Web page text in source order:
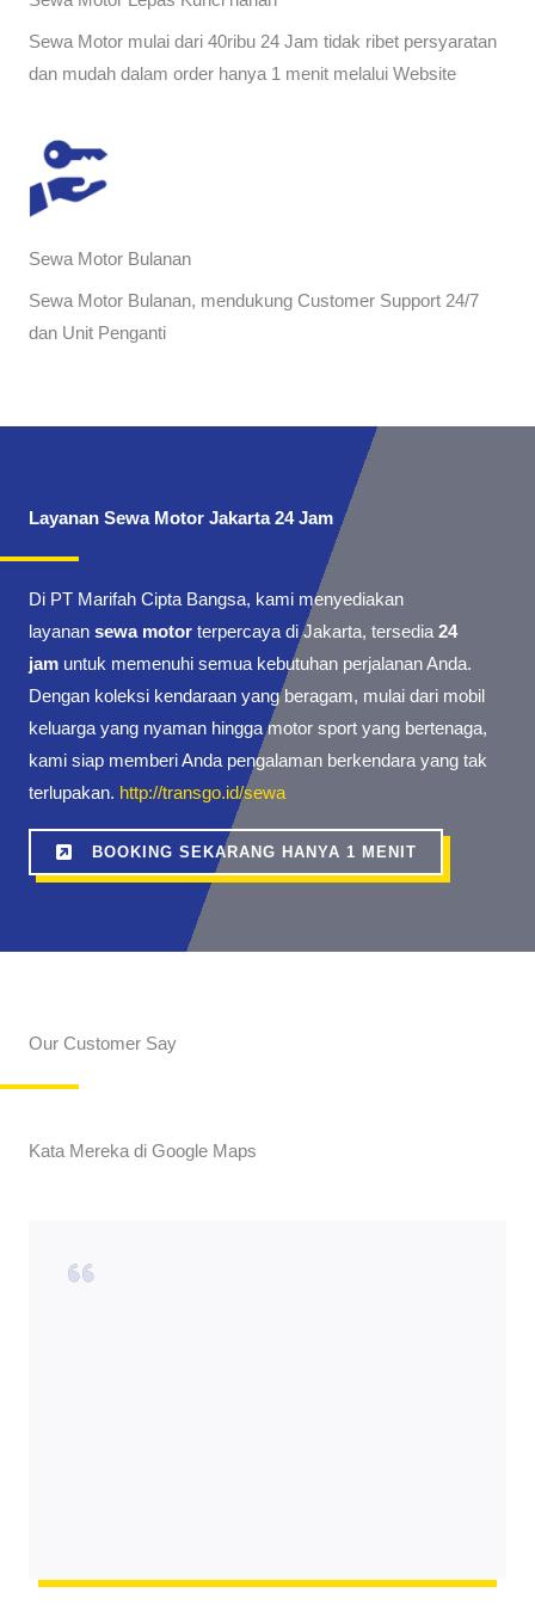
Sewa Motor mulai dari 40ribu 24 Jam tidak ribet persyaratan
dan mudah dalam order hanya 1 menit melalui Website
Sewa Motor Bulanan
Sewa Motor Bulanan, mendukung Customer Support 24/7
dan Unit Penganti
Layanan Sewa Motor Jakarta 24 Jam
Di PT Marifah Cipta Bangsa, kami menyediakan
layanan sewa motor terpercaya di Jakarta, tersedia 24
jam untuk memenuhi semua kebutuhan perjalanan Anda.
Dengan koleksi kendaraan yang beragam, mulai dari mobil
keluarga yang nyaman hingga motor sport yang bertenaga,
kami siap memberi Anda pengalaman berkendara yang tak
terlupakan. http://transgo.id/sewa
BOOKING SEKARANG HANYA 1 MENIT
Our Customer Say
Kata Mereka di Google Maps